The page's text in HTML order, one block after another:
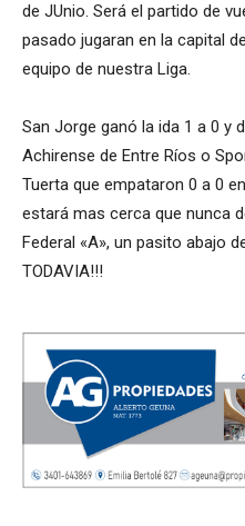
de JUnio. Será el partido de
pasado jugaran en la capital
equipo de nuestra Liga.
San Jorge ganó la ida 1 a 0 y
Achirense de Entre Ríos o
Tuerta que empataron 0 a 0
estará mas cerca que nunca
Federal «A», un pasito abajo
TODAVIA!!!